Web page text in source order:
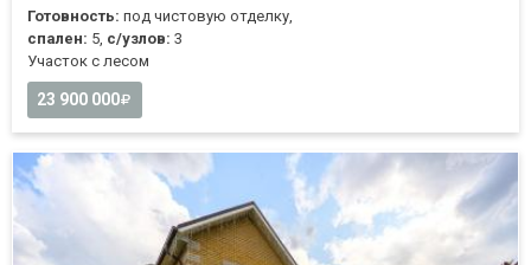
Готовность: под чистовую отделку,
спален: 5, с/узлов: 3
Участок с лесом
23 900 000